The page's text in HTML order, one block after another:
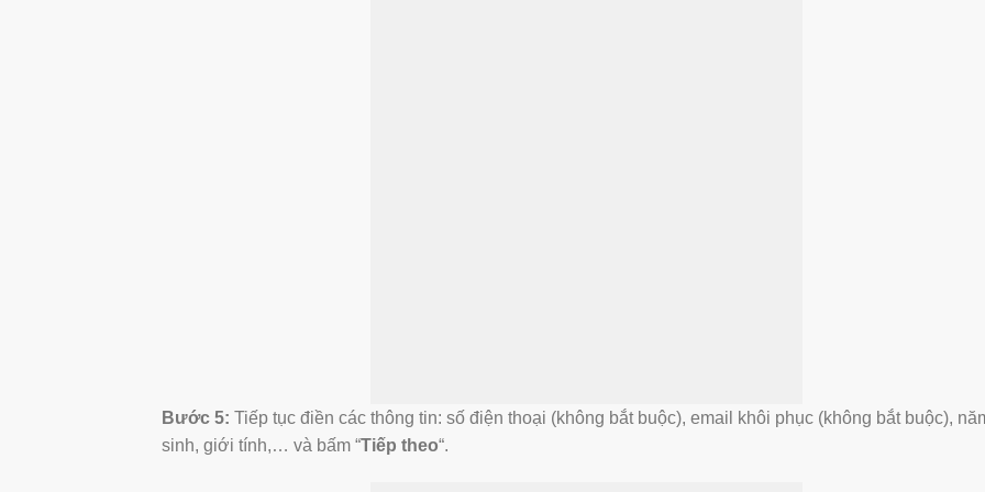
Bước 5: Tiếp tục điền các thông tin: số điện thoại (không bắt buộc), email khôi phục (không bắt buộc),
sinh, giới tính,… và bấm “Tiếp theo“.